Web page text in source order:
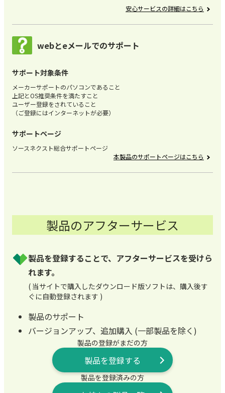
安心サービスの詳細はこちら
webとeメールでのサポート
サポート対象条件
メーカーサポートのパソコンであること
上記とOS推奨条件を満たすこと
ユーザー登録をされていること
（ご登録にはインターネットが必要）
サポートページ
ソースネクスト総合サポートページ
本製品のサポートページはこちら
製品のアフターサービス
製品を登録することで、アフターサービスを受けら
れます。
( 当サイトで購入したダウンロード版ソフトは、購入後す
ぐに自動登録されます )
製品のサポート
バージョンアップ、追加購入 (一部製品を除く)
製品の登録がまだの方
製品を登録する
製品を登録済みの方